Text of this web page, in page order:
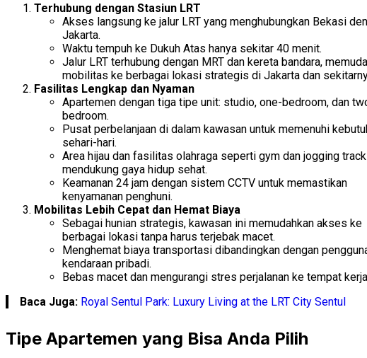
Terhubung dengan Stasiun LRT
Akses langsung ke jalur LRT yang menghubungkan Bekasi
Jakarta.
Waktu tempuh ke Dukuh Atas hanya sekitar 40 menit.
Jalur LRT terhubung dengan MRT dan kereta bandara,
mobilitas ke berbagai lokasi strategis di Jakarta dan
Fasilitas Lengkap dan Nyaman
Apartemen dengan tiga tipe unit: studio, one-bedroom, dan
bedroom.
Pusat perbelanjaan di dalam kawasan untuk memenuhi
sehari-hari.
Area hijau dan fasilitas olahraga seperti gym dan jogging
mendukung gaya hidup sehat.
Keamanan 24 jam dengan sistem CCTV untuk memastikan
kenyamanan penghuni.
Mobilitas Lebih Cepat dan Hemat Biaya
Sebagai hunian strategis, kawasan ini memudahkan akses ke
berbagai lokasi tanpa harus terjebak macet.
Menghemat biaya transportasi dibandingkan dengan
kendaraan pribadi.
Bebas macet dan mengurangi stres perjalanan ke tempat
Baca Juga: Royal Sentul Park: Luxury Living at the LRT City Sentul
Tipe Apartemen yang Bisa Anda Pilih